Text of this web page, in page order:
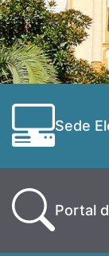
Sede
Portal